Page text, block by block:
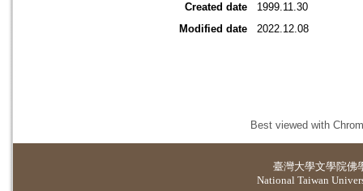
Created date
1999.11.30
Modified date
2022.12.08
Best viewed with
臺灣大學文學院佛
National Taiwan